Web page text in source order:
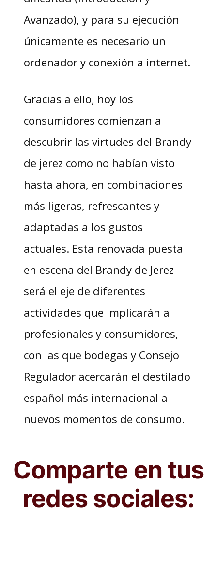
Avanzado), y para su ejecución
únicamente es necesario un
ordenador y conexión a internet.
Gracias a ello, hoy los
consumidores comienzan a
descubrir las virtudes del Brandy
de jerez como no habían visto
hasta ahora, en combinaciones
más ligeras, refrescantes y
adaptadas a los gustos
actuales. Esta renovada puesta
en escena del Brandy de Jerez
será el eje de diferentes
actividades que implicarán a
profesionales y consumidores,
con las que bodegas y Consejo
Regulador acercarán el destilado
español más internacional a
nuevos momentos de consumo.
Comparte en tus
redes sociales: